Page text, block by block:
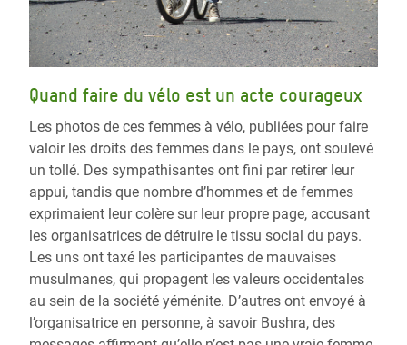
Quand faire du vélo est un acte courageux
Les photos de ces femmes à vélo, publiées pour faire
valoir les droits des femmes dans le pays, ont soulevé
un tollé. Des sympathisantes ont fini par retirer leur
appui, tandis que nombre d’hommes et de femmes
exprimaient leur colère sur leur propre page, accusant
les organisatrices de détruire le tissu social du pays.
Les uns ont taxé les participantes de mauvaises
musulmanes, qui propagent les valeurs occidentales
au sein de la société yéménite. D’autres ont envoyé à
l’organisatrice en personne, à savoir Bushra, des